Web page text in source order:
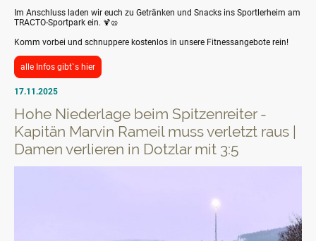
Im Anschluss laden wir euch zu Getränken und Snacks ins Sportlerheim am
TRACTO-Sportpark ein. 🍹🥨
Komm vorbei und schnuppere kostenlos in unsere Fitnessangebote rein!
alle Infos gibt`s hier
17.11.2025
Hohe Niederlage beim Spitzenreiter -
Kapitän Marvin Rameil muss verletzt raus |
Damen verlieren in Dotzlar mit 3:5